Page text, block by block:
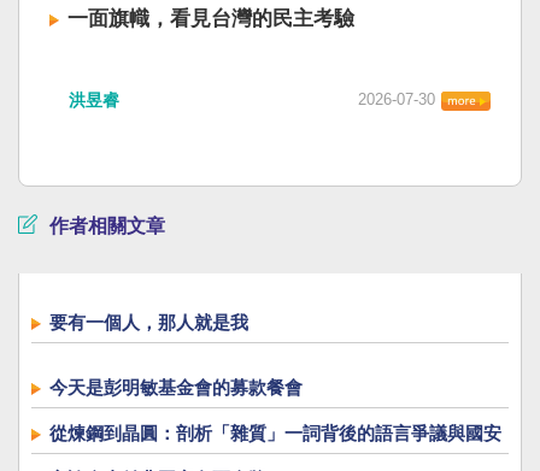
一面旗幟，看見台灣的民主考驗
洪昱睿 2026-07-30
作者相關文章
要有一個人，那人就是我
今天是彭明敏基金會的募款餐會
從煉鋼到晶圓：剖析「雜質」一詞背後的語言爭議與國安
議題